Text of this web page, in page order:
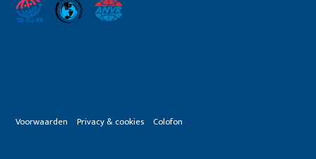
Voorwaarden Privacy & cookies Colofon